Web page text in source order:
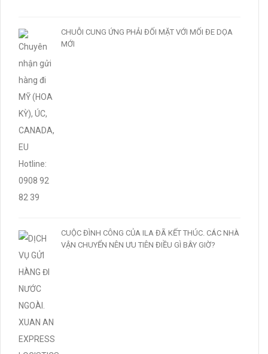
CHUỖI CUNG ỨNG PHẢI ĐỐI MẶT VỚI MỐI ĐE DỌA
MỚI
CUỘC ĐÌNH CÔNG CỦA ILA ĐÃ KẾT THÚC. CÁC NHÀ
VẬN CHUYỂN NÊN ƯU TIÊN ĐIỀU GÌ BÂY GIỜ?